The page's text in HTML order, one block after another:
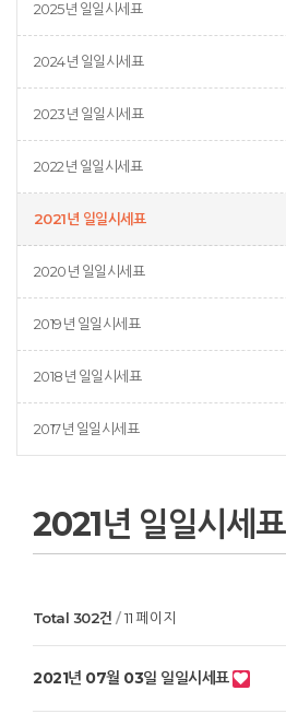
2025년 일일시세표
2024년 일일시세표
2023년 일일시세표
2022년 일일시세표
2021년 일일시세표
2020년 일일시세표
2019년 일일시세표
2018년 일일시세표
2017년 일일시세표
2021년 일일시세표
Total 302건 11 페이지
2021년 07월 03일 일일시세표